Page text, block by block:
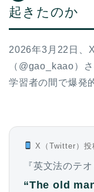
起きたのか
2026年3月22日、
（@gao_kaao）
学習者の間で爆発
X（Twitter）投
『英文法のテ
“The old